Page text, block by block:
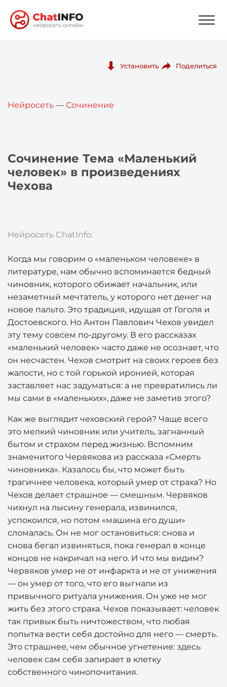
Вход
Установить Поделиться
Нейросеть — Сочинение
Сочинение Тема «Маленький
человек» в произведениях
Чехова
Нейросеть ChatInfo:
Когда мы говорим о «маленьком человеке» в
литературе, нам обычно вспоминается бедный
чиновник, которого обижает начальник, или
незаметный мечтатель, у которого нет денег на
новое пальто. Это традиция, идущая от Гоголя и
Достоевского. Но Антон Павлович Чехов увидел
эту тему совсем по-другому. В его рассказах
«маленький человек» часто даже не осознает, что
он несчастен. Чехов смотрит на своих героев без
жалости, но с той горькой иронией, которая
заставляет нас задуматься: а не превратились ли
мы сами в «маленьких», даже не заметив этого?
Как же выглядит чеховский герой? Чаще всего
это мелкий чиновник или учитель, загнанный
бытом и страхом перед жизнью. Вспомним
знаменитого Червякова из рассказа «Смерть
чиновника». Казалось бы, что может быть
трагичнее человека, который умер от страха? Но
Чехов делает страшное — смешным. Червяков
чихнул на лысину генерала, извинился,
успокоился, но потом «машина его души»
сломалась. Он не мог остановиться: снова и
снова бегал извиняться, пока генерал в конце
концов не накричал на него. И что мы видим?
Червяков умер не от инфаркта и не от унижения
— он умер от того, что его выгнали из
привычного ритуала унижения. Он уже не мог
жить без этого страха. Чехов показывает: человек
так привык быть ничтожеством, что любая
попытка вести себя достойно для него — смерть.
Это страшнее, чем обычное угнетение: здесь
человек сам себя запирает в клетку
собственного чинопочитания.